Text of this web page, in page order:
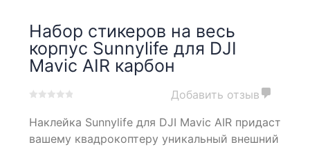
Набор стикеров на весь
корпус Sunnylife для DJI
Mavic AIR карбон
out
Добавить отзыв
Наклейка Sunnylife для DJI Mavic AIR придаст
вашему квадрокоптеру уникальный внешний